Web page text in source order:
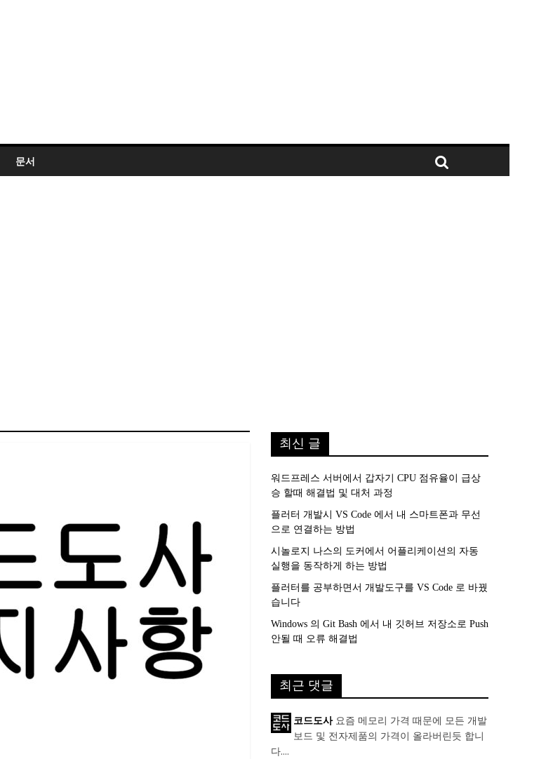
문서
최신 글
워드프레스 서버에서 갑자기 CPU 점유율이 급상
승 할때 해결법 및 대처 과정
플러터 개발시 VS Code 에서 내 스마트폰과 무선
으로 연결하는 방법
시놀로지 나스의 도커에서 어플리케이션의 자동
실행을 동작하게 하는 방법
플러터를 공부하면서 개발도구를 VS Code 로 바꿨
습니다
Windows 의 Git Bash 에서 내 깃허브 저장소로 Push
안될 때 오류 해결법
최근 댓글
코드도사 요즘 메모리 가격 때문에 모든 개발
보드 및 전자제품의 가격이 올라버린듯 합니
다....